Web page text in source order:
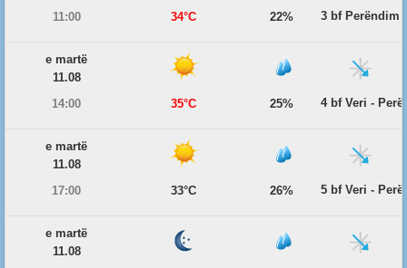
11:00 34°C 22% 3 bf Perëndim
e martë
11.08
14:00
35°C 25% 4 bf Veri -
e martë
11.08
17:00
33°C 26% 5 bf Veri -
e martë
11.08